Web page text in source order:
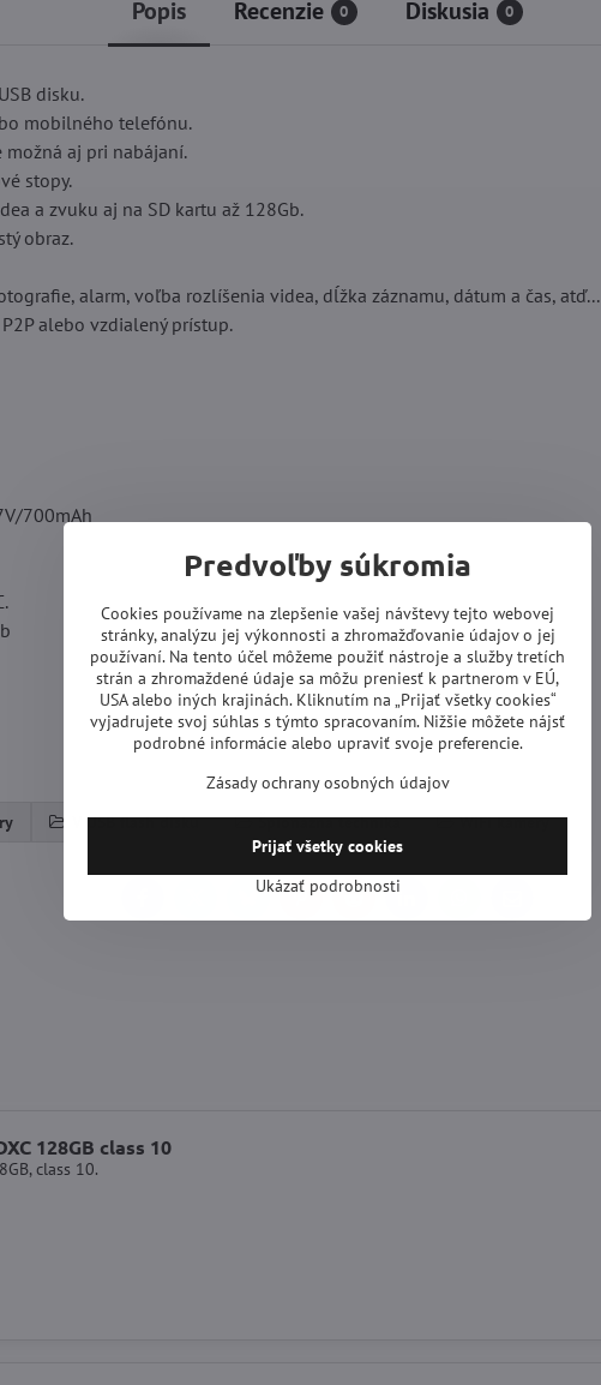
Popis Recenzie 0 Diskusia 0
disku.
mobilného telefónu.
možná aj pri nabájaní.
stopy.
a zvuku aj na SD kartu až 128Gb.
obraz.
alarm, voľba rozlíšenia videa, dĺžka záznamu, dátum a čas, atď...
alebo vzdialený prístup.
700mAh
V USB flash disku Špionážna technika WiFi kamery
mail
128GB class 10
class 10.
Predvoľby súkromia
Cookies používame na zlepšenie vašej návštevy tejto webovej
stránky, analýzu jej výkonnosti a zhromažďovanie údajov o jej
používaní. Na tento účel môžeme použiť nástroje a služby tretích
strán a zhromaždené údaje sa môžu preniesť k partnerom v EÚ,
USA alebo iných krajinách. Kliknutím na „Prijať všetky cookies“
vyjadrujete svoj súhlas s týmto spracovaním. Nižšie môžete nájsť
podrobné informácie alebo upraviť svoje preferencie.
Zásady ochrany osobných údajov
Ukázať podrobnosti
Prijať všetky cookies